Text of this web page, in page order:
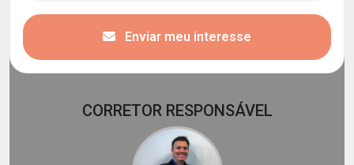
Enviar meu interesse
CORRETOR RESPONSÁVEL